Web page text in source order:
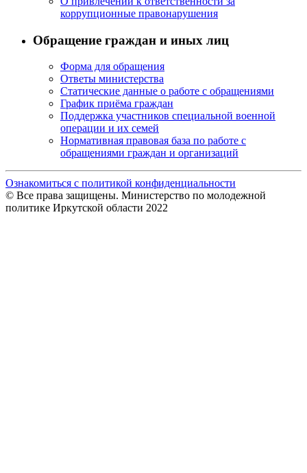
коррупционные правонарушения
Обращение граждан и иных лиц
Форма для обращения
Ответы министерства
Статические данные о работе с обращениями
График приёма граждан
Поддержка участников специальной военной
операции и их семей
Нормативная правовая база по работе с
обращениями граждан и организаций
Ознакомиться с политикой конфиденциальности
© Все права защищены. Министерство по молодежной
политике Иркутской области 2022